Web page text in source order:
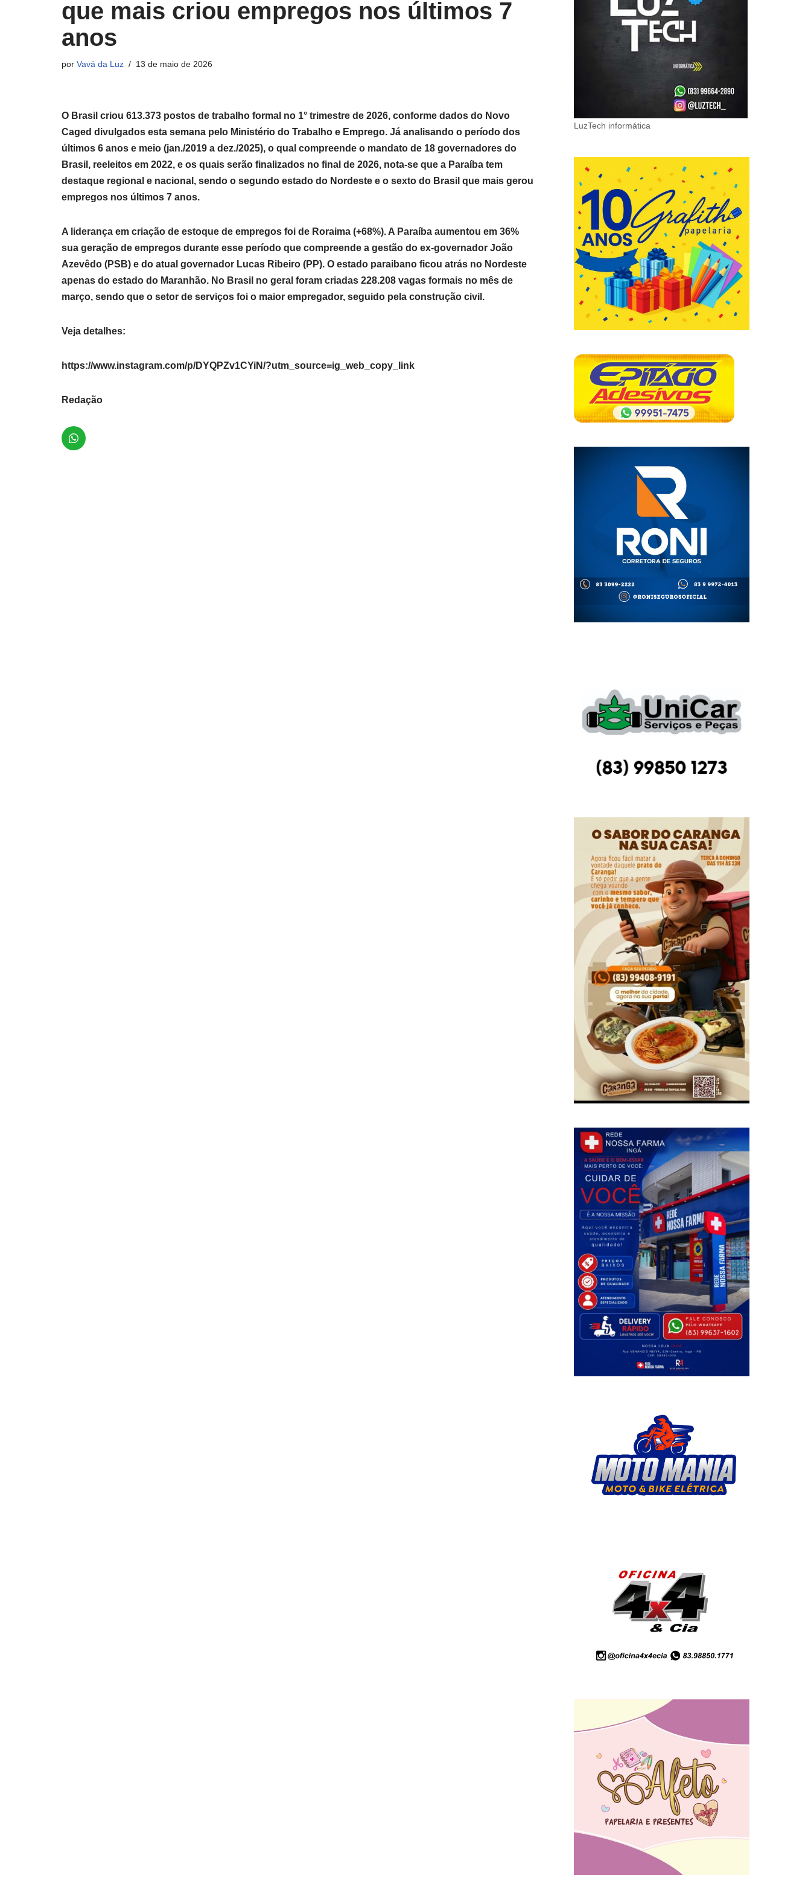
que mais criou empregos nos últimos 7
anos
por Vavá da Luz 13 de maio de 2026
O Brasil criou 613.373 postos de trabalho formal no 1° trimestre de 2026, conforme dados do Novo
Caged divulgados esta semana pelo Ministério do Trabalho e Emprego. Já analisando o período dos
últimos 6 anos e meio (jan./2019 a dez./2025), o qual compreende o mandato de 18 governadores do
Brasil, reeleitos em 2022, e os quais serão finalizados no final de 2026, nota-se que a Paraíba tem
destaque regional e nacional, sendo o segundo estado do Nordeste e o sexto do Brasil que mais gerou
empregos nos últimos 7 anos.
A liderança em criação de estoque de empregos foi de Roraima (+68%). A Paraíba aumentou em 36%
sua geração de empregos durante esse período que compreende a gestão do ex-governador João
Azevêdo (PSB) e do atual governador Lucas Ribeiro (PP). O estado paraibano ficou atrás no Nordeste
apenas do estado do Maranhão. No Brasil no geral foram criadas 228.208 vagas formais no mês de
março, sendo que o setor de serviços foi o maior empregador, seguido pela construção civil.
Veja detalhes:
https://www.instagram.com/p/DYQPZv1CYiN/?utm_source=ig_web_copy_link
Redação
LuzTech informática